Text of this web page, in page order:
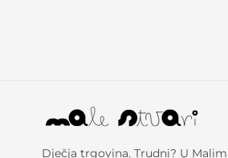
Dječja trgovina. Trudni? U Malim